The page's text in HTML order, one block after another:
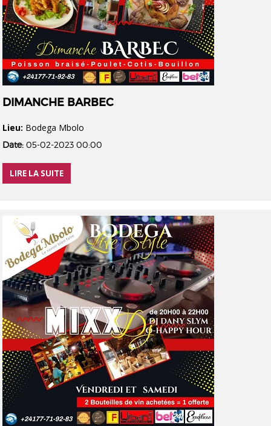
DIMANCHE BARBEC
Lieu: Bodega Mbolo
Date: 05-02-2023 00:00
LIRE LA SUITE